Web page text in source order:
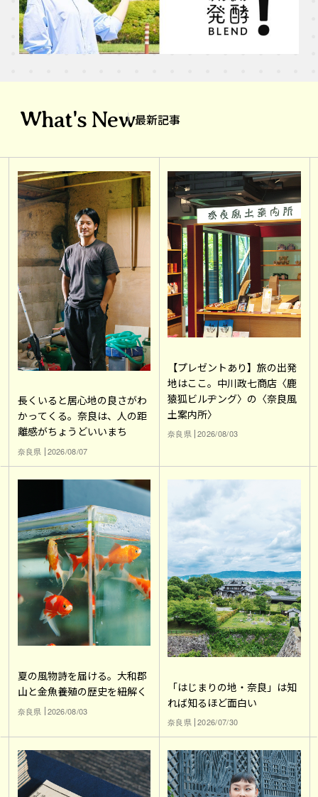
What's New最新記事
長くいると居心地の良さがわ
かってくる。奈良は、人の距
離感がちょうどいいまち
奈良県 2026/08/07
【プレゼントあり】旅の出発
地はここ。中川政七商店〈鹿
猿狐ビルヂング〉の〈奈良風
土案内所〉
奈良県 2026/08/03
夏の風物詩を届ける。大和郡
山と金魚養殖の歴史を紐解く
奈良県 2026/08/03
「はじまりの地・奈良」は知
れば知るほど面白い
奈良県 2026/07/30